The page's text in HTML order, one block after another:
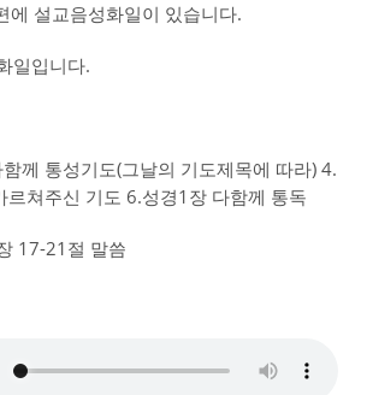
에 설교음성화일이 있습니다.
일입니다.
께 통성기도(그날의 기도제목에 따라) 4.
르쳐주신 기도 6.성경1장 다함께 통독
17-21절 말씀